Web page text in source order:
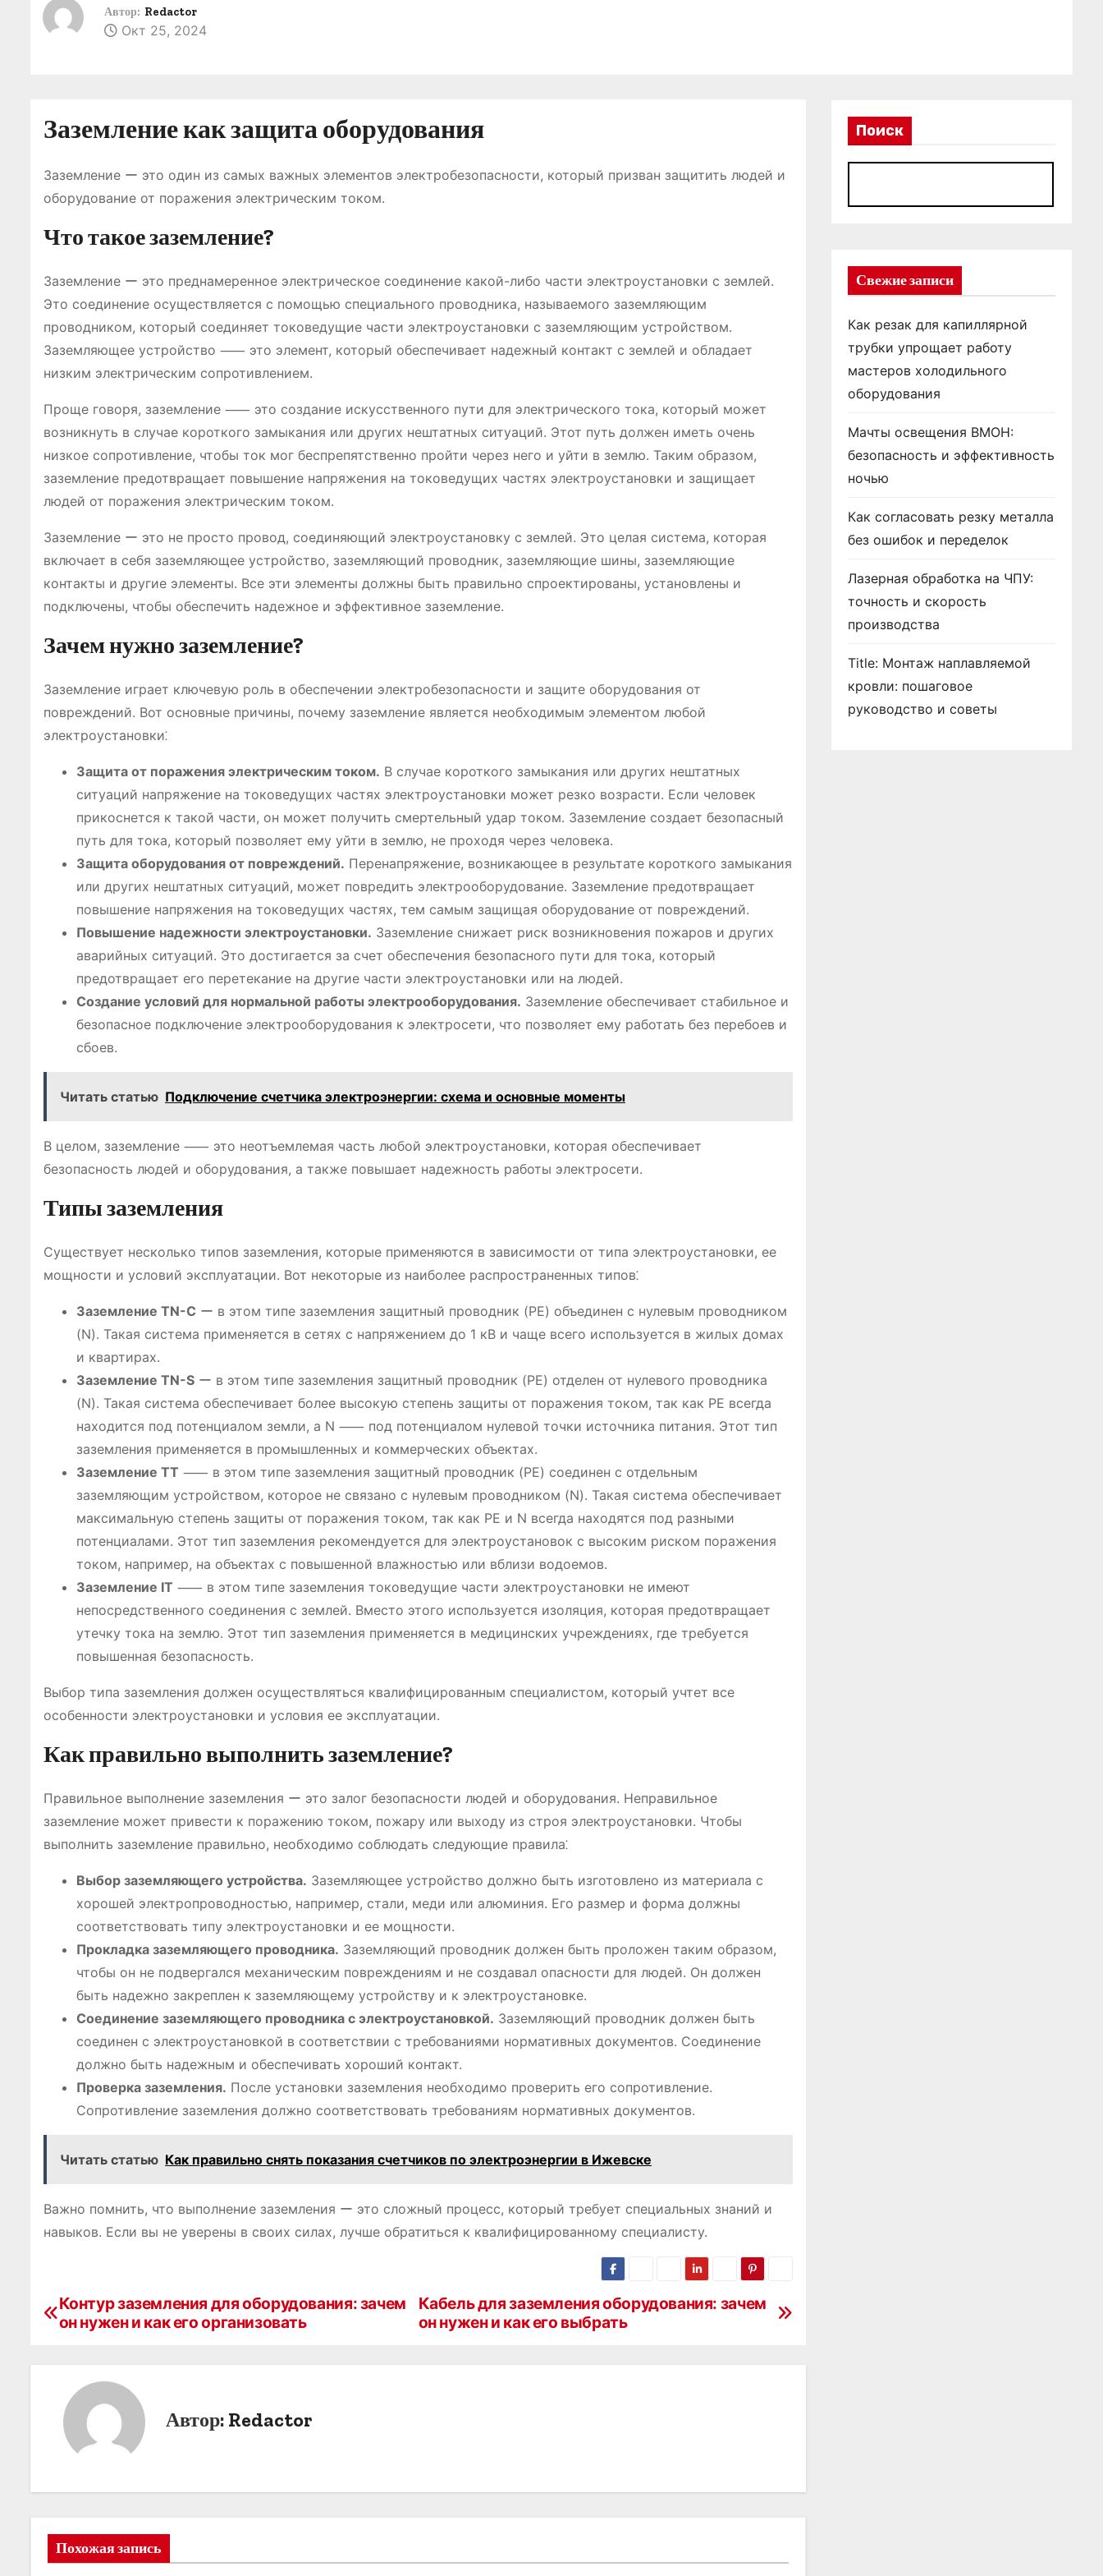
Автор: Redactor
Окт 25, 2024
Заземление как защита оборудования
Заземление ー это один из самых важных элементов электробезопасности, который призван защитить людей и
оборудование от поражения электрическим током.
Что такое заземление?
Заземление ー это преднамеренное электрическое соединение какой-либо части электроустановки с землей.
Это соединение осуществляется с помощью специального проводника, называемого заземляющим
проводником, который соединяет токоведущие части электроустановки с заземляющим устройством.
Заземляющее устройство ⸺ это элемент, который обеспечивает надежный контакт с землей и обладает
низким электрическим сопротивлением.
Проще говоря, заземление ⸺ это создание искусственного пути для электрического тока, который может
возникнуть в случае короткого замыкания или других нештатных ситуаций. Этот путь должен иметь очень
низкое сопротивление, чтобы ток мог беспрепятственно пройти через него и уйти в землю. Таким образом,
заземление предотвращает повышение напряжения на токоведущих частях электроустановки и защищает
людей от поражения электрическим током.
Заземление ー это не просто провод, соединяющий электроустановку с землей. Это целая система, которая
включает в себя заземляющее устройство, заземляющий проводник, заземляющие шины, заземляющие
контакты и другие элементы. Все эти элементы должны быть правильно спроектированы, установлены и
подключены, чтобы обеспечить надежное и эффективное заземление.
Зачем нужно заземление?
Заземление играет ключевую роль в обеспечении электробезопасности и защите оборудования от
повреждений. Вот основные причины, почему заземление является необходимым элементом любой
электроустановки⁚
Защита от поражения электрическим током. В случае короткого замыкания или других нештатных
ситуаций напряжение на токоведущих частях электроустановки может резко возрасти. Если человек
прикоснется к такой части, он может получить смертельный удар током. Заземление создает безопасный
путь для тока, который позволяет ему уйти в землю, не проходя через человека.
Защита оборудования от повреждений. Перенапряжение, возникающее в результате короткого замыкания
или других нештатных ситуаций, может повредить электрооборудование. Заземление предотвращает
повышение напряжения на токоведущих частях, тем самым защищая оборудование от повреждений.
Повышение надежности электроустановки. Заземление снижает риск возникновения пожаров и других
аварийных ситуаций. Это достигается за счет обеспечения безопасного пути для тока, который
предотвращает его перетекание на другие части электроустановки или на людей.
Создание условий для нормальной работы электрооборудования. Заземление обеспечивает стабильное и
безопасное подключение электрооборудования к электросети, что позволяет ему работать без перебоев и
сбоев.
Читать статью Подключение счетчика электроэнергии: схема и основные моменты
В целом, заземление ⸺ это неотъемлемая часть любой электроустановки, которая обеспечивает
безопасность людей и оборудования, а также повышает надежность работы электросети.
Типы заземления
Существует несколько типов заземления, которые применяются в зависимости от типа электроустановки, ее
мощности и условий эксплуатации. Вот некоторые из наиболее распространенных типов⁚
Заземление TN-C ー в этом типе заземления защитный проводник (PE) объединен с нулевым проводником
(N). Такая система применяется в сетях с напряжением до 1 кВ и чаще всего используется в жилых домах
и квартирах.
Заземление TN-S ー в этом типе заземления защитный проводник (PE) отделен от нулевого проводника
(N). Такая система обеспечивает более высокую степень защиты от поражения током, так как PE всегда
находится под потенциалом земли, а N ⸺ под потенциалом нулевой точки источника питания. Этот тип
заземления применяется в промышленных и коммерческих объектах.
Заземление TT ⸺ в этом типе заземления защитный проводник (PE) соединен с отдельным
заземляющим устройством, которое не связано с нулевым проводником (N). Такая система обеспечивает
максимальную степень защиты от поражения током, так как PE и N всегда находятся под разными
потенциалами. Этот тип заземления рекомендуется для электроустановок с высоким риском поражения
током, например, на объектах с повышенной влажностью или вблизи водоемов.
Заземление IT ⸺ в этом типе заземления токоведущие части электроустановки не имеют
непосредственного соединения с землей. Вместо этого используется изоляция, которая предотвращает
утечку тока на землю. Этот тип заземления применяется в медицинских учреждениях, где требуется
повышенная безопасность.
Выбор типа заземления должен осуществляться квалифицированным специалистом, который учтет все
особенности электроустановки и условия ее эксплуатации.
Как правильно выполнить заземление?
Правильное выполнение заземления ー это залог безопасности людей и оборудования. Неправильное
заземление может привести к поражению током, пожару или выходу из строя электроустановки. Чтобы
выполнить заземление правильно, необходимо соблюдать следующие правила⁚
Выбор заземляющего устройства. Заземляющее устройство должно быть изготовлено из материала с
хорошей электропроводностью, например, стали, меди или алюминия. Его размер и форма должны
соответствовать типу электроустановки и ее мощности.
Прокладка заземляющего проводника. Заземляющий проводник должен быть проложен таким образом,
чтобы он не подвергался механическим повреждениям и не создавал опасности для людей. Он должен
быть надежно закреплен к заземляющему устройству и к электроустановке.
Соединение заземляющего проводника с электроустановкой. Заземляющий проводник должен быть
соединен с электроустановкой в соответствии с требованиями нормативных документов. Соединение
должно быть надежным и обеспечивать хороший контакт.
Проверка заземления. После установки заземления необходимо проверить его сопротивление.
Сопротивление заземления должно соответствовать требованиям нормативных документов.
Читать статью Как правильно снять показания счетчиков по электроэнергии в Ижевске
Важно помнить, что выполнение заземления ー это сложный процесс, который требует специальных знаний и
навыков. Если вы не уверены в своих силах, лучше обратиться к квалифицированному специалисту.
Н
и
Кабель для заземления оборудования: зачем
он нужен и как его выбрать
Контур заземления для оборудования: зачем
он нужен и как его организовать
Автор: Redactor
Похожая запись
Поиск
Свежие записи
Как резак для капиллярной
трубки упрощает работу
мастеров холодильного
оборудования
Мачты освещения ВМОН:
безопасность и эффективность
ночью
Как согласовать резку металла
без ошибок и переделок
Лазерная обработка на ЧПУ:
точность и скорость
производства
Title: Монтаж наплавляемой
кровли: пошаговое
руководство и советы